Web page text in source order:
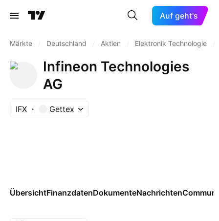
Auf geht's
Märkte Deutschland Aktien Elektronik Technologie
Infineon Technologies
AG
IFX Gettex
ÜbersichtFinanzdatenDokumenteNachrichten